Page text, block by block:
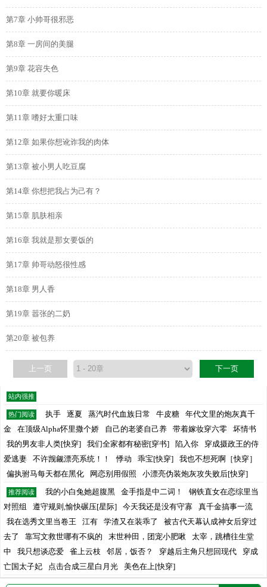
第7章 小帅哥很邪恶
第8章 一房间的美腿
第9章 花容失色
第10章 就要你暖床
第11章 嗜好太重口味
第12章 如果你想讹诈我的肉体
第13章 被小男人吃豆腐
第14章 你想把我占为己有？
第15章 肌肤相亲
第16章 我就是那女要饭的
第17章 帅哥动怒很性感
第18章 男人香
第19章 嚣张的二奶
第20章 被包养
上一页 下一页
站内强推
热门阅读 执手 逐夏 蒸汽时代血族日常 牛皮糖
年代文里的炮灰真千
金
在顶级Alpha怀里撒个娇 自己的老婆自己养 带着嫁妆穿六零
坏情书
我的男友非人类[快穿]
我们全家都有秘密[穿书] 陷入你
穿成摄政王的侍
爱逃妻
不许觊觎漂亮系统！！ 悸动 乖宝[快穿]
我也不想死啊［快穿］
偏执驸马每天都在黑化
网恋别用假照 小漂亮伪装炮灰攻失败后[快穿]
推荐阅读 我的小白兔她超腹黑 金手指是中二词！
钢铁直女在恋综里当
对照组
遵守规则,愉快碾压[星际] 今天我还是没有守寡
真千金搞事一流
我在选秀文里当卷王
江有 学渣又在装乖了
被古代天幕认成神女后穿过
去了
靠写文救世哪有不疯的 末世种田，团宠小肥啾
太宰，跳槽往生堂
中
我只想谈恋爱 雀上云枝 邻居，饭否？ 穿越后主角只想回现代
穿成
亡国太子妃
点击合成三星白月光 美色在上[快穿]